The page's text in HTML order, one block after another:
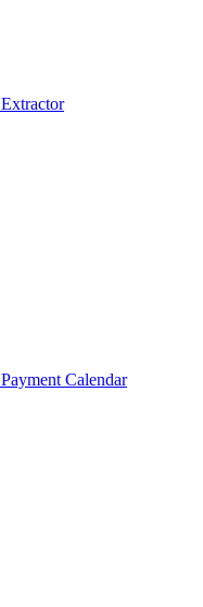
Extractor
Payment Calendar